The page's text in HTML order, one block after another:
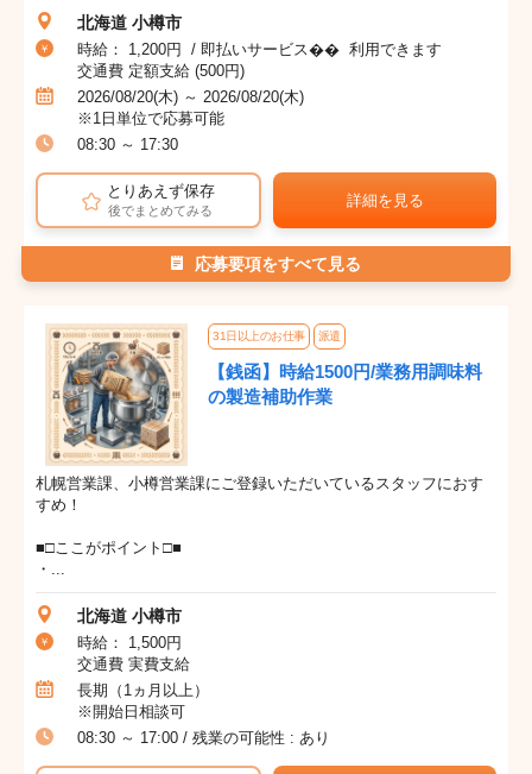
北海道 小樽市
時給： 1,200円 / 即払いサービス�� 利用できます
交通費 定額支給 (500円)
2026/08/20(木) ～ 2026/08/20(木)
※1日単位で応募可能
08:30 ～ 17:30
とりあえず保存
後でまとめてみる
詳細を見る
応募要項をすべて見る
31日以上のお仕事 派遣
【銭函】時給1500円/業務用調味料
の製造補助作業
札幌営業課、小樽営業課にご登録いただいているスタッフにおす
すめ！
■□ここがポイント□■
・...
北海道 小樽市
時給： 1,500円
交通費 実費支給
長期（1ヵ月以上）
※開始日相談可
08:30 ～ 17:00 / 残業の可能性 : あり